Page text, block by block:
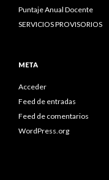
Puntaje Anual Docente
SERVICIOS PROVISORIOS
META
Acceder
Feed de entradas
Feed de comentarios
WordPress.org